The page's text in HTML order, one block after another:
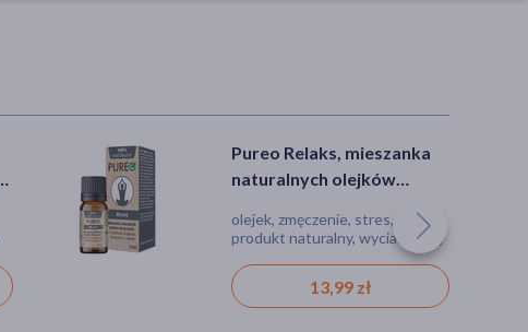
Pureo Relaks, mieszanka
naturalnych olejków
olejek, zmęczenie, stres,
produkt naturalny, wyciaszający
13,99 zł